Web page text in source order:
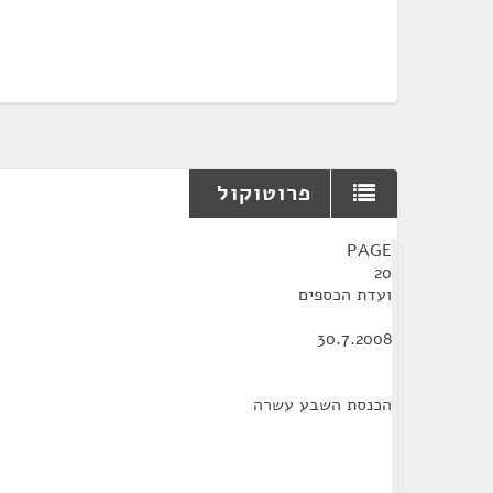
פרוטוקול
PAGE
20
ועדת הכספים
30.7.2008
הכנסת השבע עשרה